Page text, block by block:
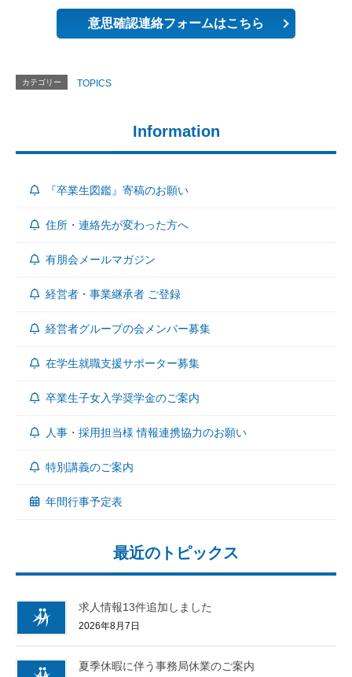
意思確認連絡フォームはこちら
カテゴリー TOPICS
Information
『卒業生図鑑』寄稿のお願い
住所・連絡先が変わった方へ
有朋会メールマガジン
経営者・事業継承者 ご登録
経営者グループの会メンバー募集
在学生就職支援サポーター募集
卒業生子女入学奨学金のご案内
人事・採用担当様 情報連携協力のお願い
特別講義のご案内
年間行事予定表
最近のトピックス
求人情報13件追加しました
2026年8月7日
夏季休暇に伴う事務局休業のご案内